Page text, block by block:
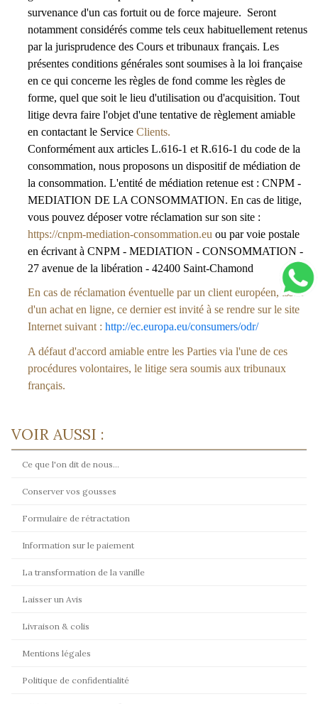
survenance d'un cas fortuit ou de force majeure. Seront
notamment considérés comme tels ceux habituellement retenus
par la jurisprudence des Cours et tribunaux français. Les
présentes conditions générales sont soumises à la loi française
en ce qui concerne les règles de fond comme les règles de
forme, quel que soit le lieu d'utilisation ou d'acquisition. Tout
litige devra faire l'objet d'une tentative de règlement amiable
en contactant le Service Clients.
Conformément aux articles L.616-1 et R.616-1 du code de la
consommation, nous proposons un dispositif de médiation de
la consommation. L'entité de médiation retenue est : CNPM -
MEDIATION DE LA CONSOMMATION. En cas de litige,
vous pouvez déposer votre réclamation sur son site :
https://cnpm-mediation-consommation.eu ou par voie postale
en écrivant à CNPM - MEDIATION - CONSOMMATION -
27 avenue de la libération - 42400 Saint-Chamond
En cas de réclamation éventuelle par un client européen, issue
d'un achat en ligne, ce dernier est invité à se rendre sur le site
Internet suivant : http://ec.europa.eu/consumers/odr/
A défaut d'accord amiable entre les Parties via l'une de ces
procédures volontaires, le litige sera soumis aux tribunaux
français.
VOIR AUSSI :
Ce que l'on dit de nous...
Conserver vos gousses
Formulaire de rétractation
Information sur le paiement
La transformation de la vanille
Laisser un Avis
Livraison & colis
Mentions légales
Politique de confidentialité